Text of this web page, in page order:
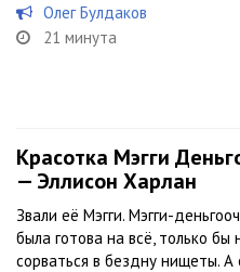
Олег Булдаков
21 минута
Красотка Мэгги
— Эллисон Харлан
Звали её Мэгги. Мэгги-
была готова на всё, только бы
сорваться в бездну нищеты. А